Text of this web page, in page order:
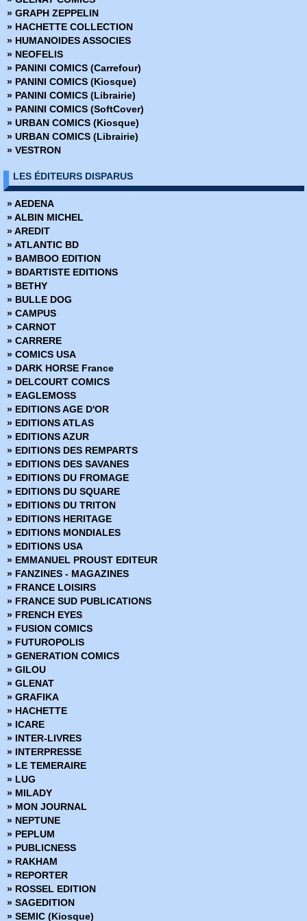
» Avatar - Le champ céleste
» Avatar - Le destin de Tsu Tey
» Avatar - S'adapter ou mourir
» Bad Ass
» Bad Blood
» Barnstormers
» Batman - Année 1
» Batman - Rire et mourir
» Batman - The Dark Knight
» Battle Chasers - Intégrale
» Battle Pope - Intégrale
» Battlebeast - Le Fauve de combat
» Bêtes de somme
» Big Guy
» Big man plans
» Birthright
» Black Hole
» Black Kiss
» Blacking Out
» Blade Runner 2019
» Blade Runner 2029
» Blood and Thunder
» Body Bags
» Bone
» Bone Hors Série
» Bone Parish
» Bourbon Thret
» BPRD
» BPRD - L'Enfer sur terre
» BPRD - Un Mal bien connu
» BPRD Origines
» Brit
» BRZRKR
» BRZRKR - Bloodlines
» BuzzKill
» Cages
» Canary
» Captain Ginger
» Changing Ways
» Charlie Adlard - Art Book
» Château l'attente
» Chimichanga
» Choker
» Chroniques de Corum
» Chroniques de Groom Lake
» Cinder & Ashe
» ClaSSwar
» Clear
» Clone
» Clones
» Clyde fans
» Codeflesh
» Collection Outsider
» Corps de pierre
» Cosmic detective
» Créatures sacrées
» Criminal
» Damn Them All
» Damned
» Dans la nuit noire
» Dark Ride
» Darkness
» Dead Body Road
» Dead inside
» Death Sentence
» Démons
» GRAPH ZEPPELIN
» HACHETTE COLLECTION
» HUMANOIDES ASSOCIES
» NEOFELIS
» PANINI COMICS (Carrefour)
» PANINI COMICS (Kiosque)
» PANINI COMICS (Librairie)
» PANINI COMICS (SoftCover)
» URBAN COMICS (Kiosque)
» URBAN COMICS (Librairie)
» VESTRON
LES ÉDITEURS DISPARUS
» AEDENA
» ALBIN MICHEL
» AREDIT
» ATLANTIC BD
» BAMBOO EDITION
» BDARTISTE EDITIONS
» BETHY
» BULLE DOG
» CAMPUS
» CARNOT
» CARRERE
» COMICS USA
» DARK HORSE France
» DELCOURT COMICS
» EAGLEMOSS
» EDITIONS AGE D'OR
» EDITIONS ATLAS
» EDITIONS AZUR
» EDITIONS DES REMPARTS
» EDITIONS DES SAVANES
» EDITIONS DU FROMAGE
» EDITIONS DU SQUARE
» EDITIONS DU TRITON
» EDITIONS HERITAGE
» EDITIONS MONDIALES
» EDITIONS USA
» EMMANUEL PROUST EDITEUR
» FANZINES - MAGAZINES
» FRANCE LOISIRS
» FRANCE SUD PUBLICATIONS
» FRENCH EYES
» FUSION COMICS
» FUTUROPOLIS
» GENERATION COMICS
» GILOU
» GLENAT
» GRAFIKA
» HACHETTE
» ICARE
» INTER-LIVRES
» INTERPRESSE
» LE TEMERAIRE
» LUG
» MILADY
» MON JOURNAL
» NEPTUNE
» PEPLUM
» PUBLICNESS
» RAKHAM
» REPORTER
» ROSSEL EDITION
» SAGEDITION
» SEMIC (Kiosque)